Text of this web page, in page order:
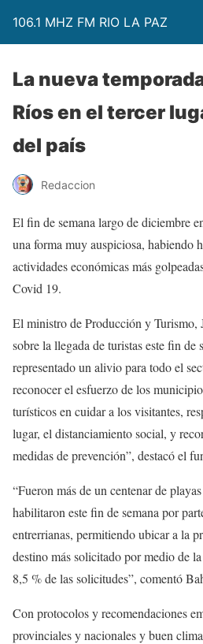
106.1 MHZ FM RIO LA PAZ
La nueva
Ríos en el tercer
del país
Redaccion
El fin de semana largo de diciembre
una forma muy auspiciosa, habiendo
actividades económicas más
Covid 19.
El ministro de Producción y Turismo,
sobre la llegada de turistas este fin de
representado un alivio para todo el
reconocer el esfuerzo de los
turísticos en cuidar a los visitantes,
lugar, el distanciamiento social, y
medidas de prevención”, destacó el
“Fueron más de un centenar de
habilitaron este fin de semana por
entrerrianas, permitiendo ubicar a la
destino más solicitado por medio de
8,5 % de las solicitudes”, comentó
Con protocolos y recomendaciones
provinciales y nacionales y buen